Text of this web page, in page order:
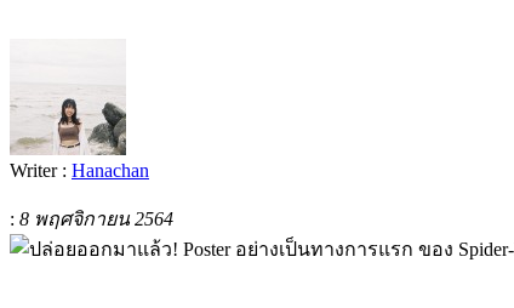
Writer : Hanachan
: 8 พฤศจิกายน 2564